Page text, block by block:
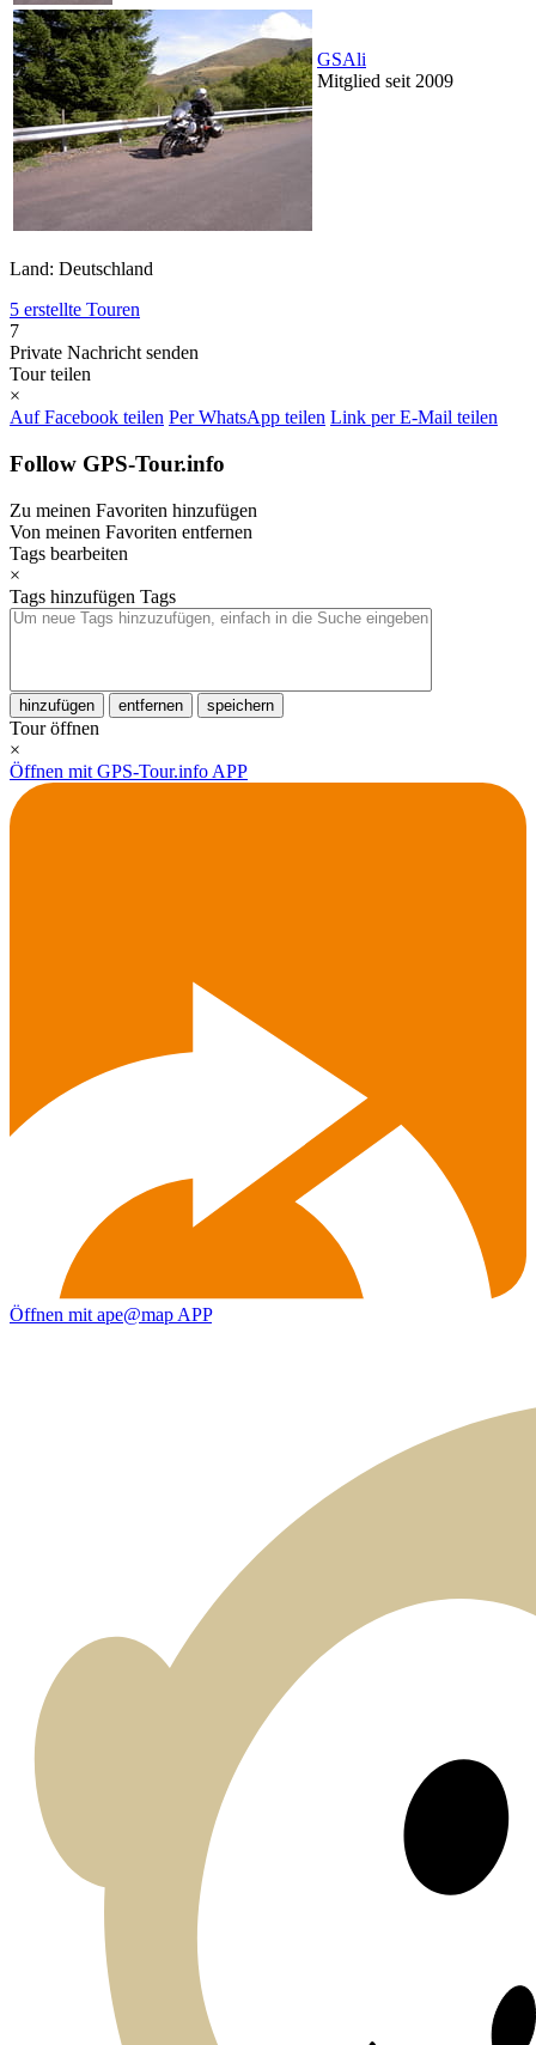
GSAli
Mitglied seit 2009
Land: Deutschland
5 erstellte Touren
7
Private Nachricht senden
Tour teilen
×
Auf Facebook teilen Per WhatsApp teilen Link per E-Mail teilen
Follow GPS-Tour.info
Zu meinen Favoriten hinzufügen
Von meinen Favoriten entfernen
Tags bearbeiten
×
Tags hinzufügen Tags
hinzufügen entfernen speichern
Tour öffnen
×
Öffnen mit GPS-Tour.info APP
Öffnen mit ape@map APP